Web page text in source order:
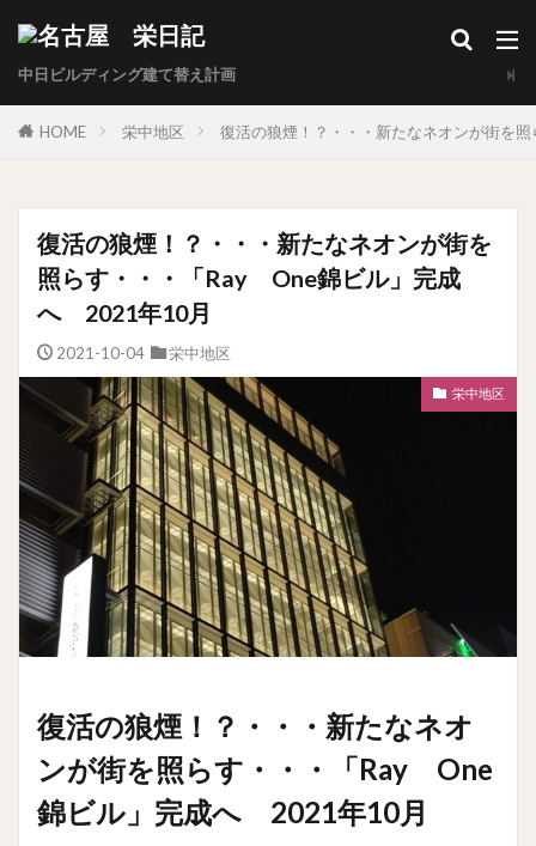
中日ビルディング建て替え計画
HOME 栄中地区 復活の狼煙！？・・・新たなネオンが街
復活の狼煙！？・・・新たなネオンが街を
照らす・・・「Ray One錦ビル」完成
へ 2021年10月
2021-10-04 栄中地区
栄中地区
復活の狼煙！？・・・新たなネオ
ンが街を照らす・・・「Ray One
錦ビル」完成へ 2021年10月